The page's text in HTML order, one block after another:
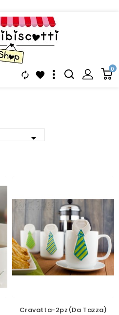
0



Cravatta-2pz(da Tazza)